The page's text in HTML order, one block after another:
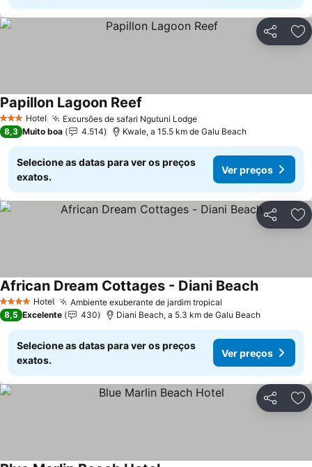
Partilhar
3 EstrelasHotel Excursões de safari Ngutuni Lodge
Papillon Lagoon Reef
8,3 Muito boa 4.514 Kwale, a 15.5 km de Galu Beach
Selecione as datas para ver os preços
exatos.
Ver preços
Partilhar
4 EstrelasHotel Ambiente exuberante de jardim tropical
African Dream Cottages - Diani Beach
8,5 Excelente 430 Diani Beach, a 5.3 km de Galu Beach
Selecione as datas para ver os preços
exatos.
Ver preços
Partilhar